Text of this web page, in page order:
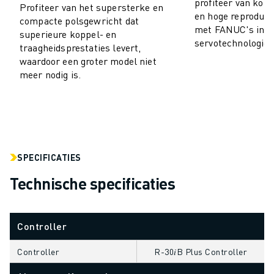
ELEKTRISCHE VOERTUIGEN
ELEKTRONICA
FOOD & BEVERAGE
MEDISCH
KUNSTSTOFFEN
BOOGLASSEN
CNC SLIJPEN
SPUITGIETEN
MACHINE BELADING
Profiteer van het supersterke en
compacte polsgewricht dat
superieure koppel- en
traagheidsprestaties levert,
waardoor een groter model niet
meer nodig is.
en hoge
met FANUC's
servotechnologie.
SPECIFICATIES
Technische specificaties
Controller
Controller R-30𝑖B Plus Controller